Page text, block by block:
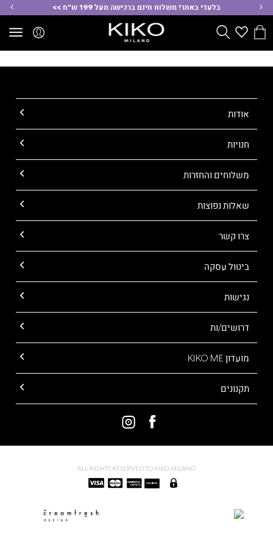
בלעדי באתר! משלוח חינם ברכישה מעל 199 ש"ח >>
הסל
Wishlistחפש
אודות
חנויות
משלוחים והחזרות
שאלות נפוצות
צרו קשר
ביטול עסקה
נגישות
דרושים/ות
מועדון KIKO ME
תקנונים
ALL RIGHTS RESERVED TO KIKO MILANO